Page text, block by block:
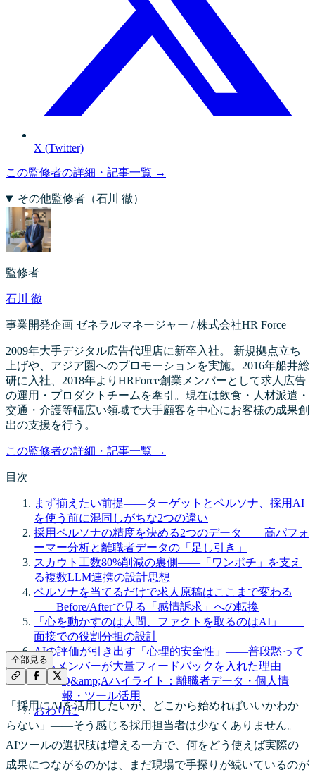
X (Twitter)
この監修者の詳細・記事一覧 →
その他監修者（石川 徹）
監修者
石川 徹
事業開発企画 ゼネラルマネージャー / 株式会社HR Force
2009年大手デジタル広告代理店に新卒入社。 新規拠点立ち
上げや、アジア圏へのプロモーションを実施。2016年船井総
研に入社、2018年よりHRForce創業メンバーとして求人広告
の運用・プロダクトチームを牽引。現在は飲食・人材派遣・
交通・介護等幅広い領域で大手顧客を中心にお客様の成果創
出の支援を行う。
この監修者の詳細・記事一覧 →
目次
まず揃えたい前提——ターゲットとペルソナ、採用AI
を使う前に混同しがちな2つの違い
採用ペルソナの精度を決める2つのデータ——高パフォ
ーマー分析と離職者データの「足し引き」
スカウト工数80%削減の裏側——「ワンポチ」を支え
る複数LLM連携の設計思想
ペルソナを当てるだけで求人原稿はここまで変わる
——Before/Afterで見る「感情訴求」への転換
「心を動かすのは人間、ファクトを取るのはAI」——
面接での役割分担の設計
AIの評価が引き出す「心理的安全性」——普段黙って
いるメンバーが大量フィードバックを入れた理由
Q&amp;Aハイライト：離職者データ・個人情
報・ツール活用
おわりに
全部見る
「採用にAIを活用したいが、どこから始めればいいかわか
らない」——そう感じる採用担当者は少なくありません。
AIツールの選択肢は増える一方で、何をどう使えば実際の
成果につながるのかは、まだ現場で手探りが続いているのが